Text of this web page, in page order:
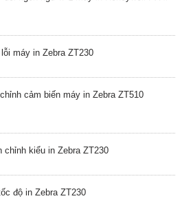
máy in Zebra ZT230
cảm biến máy in Zebra ZT510
chỉnh kiểu in Zebra ZT230
độ in Zebra ZT230